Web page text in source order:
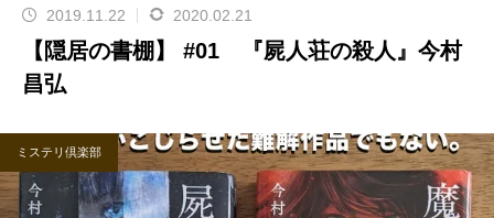
2019.11.22 2020.02.21
【隠居の書棚】 #01 『屍人荘の殺人』今村
昌弘
ミステリ倶楽部